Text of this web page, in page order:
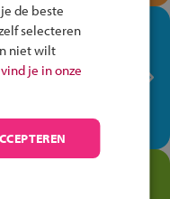
ben je op je
jouw talent
waar elke dag
de beste
selecteren
niet wilt
je in onze